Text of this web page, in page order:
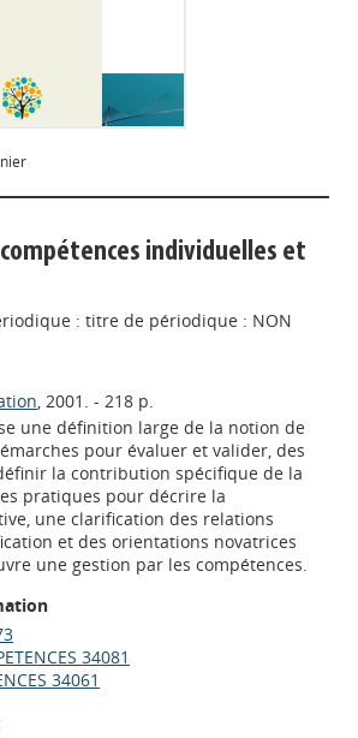
individuelles et
: titre de périodique : NON
, 2001. - 218 p.
une définition large de la notion de
pour évaluer et valider, des
la contribution spécifique de la
pratiques pour décrire la
une clarification des relations
et des orientations novatrices
une gestion par les compétences.
34081
34061